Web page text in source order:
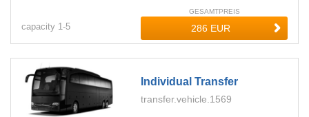
capacity 1-5
GESAMTPREIS
Individual Transfer
transfer.vehicle.1569